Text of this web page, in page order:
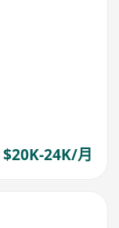
$20K-24K/月